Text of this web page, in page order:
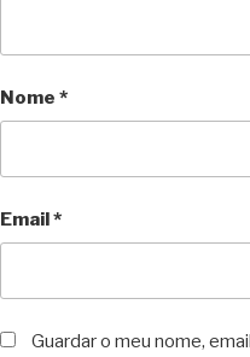
Nome *
Email*
Guardar o meu nome,